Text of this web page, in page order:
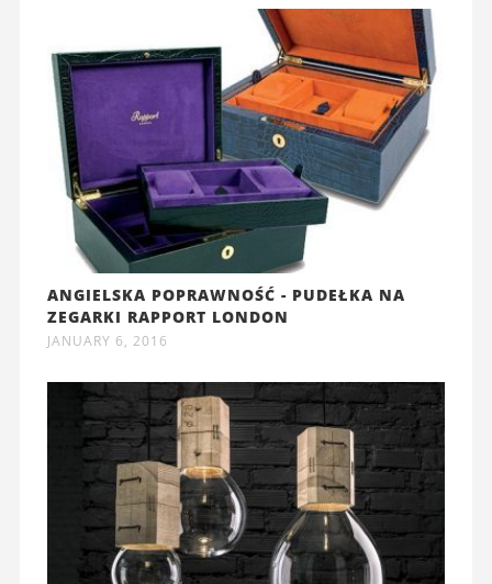
ANGIELSKA POPRAWNOŚĆ - PUDEŁKA NA
ZEGARKI RAPPORT LONDON
JANUARY 6, 2016